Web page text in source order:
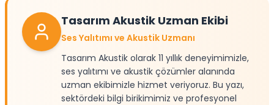
Tasarım Akustik Uzman Ekibi
Ses Yalıtımı ve Akustik Uzmanı
Tasarım Akustik olarak 11 yıllık deneyimimizle,
ses yalıtımı ve akustik çözümler alanında
uzman ekibimizle hizmet veriyoruz. Bu yazı,
sektördeki bilgi birikimimiz ve profesyonel